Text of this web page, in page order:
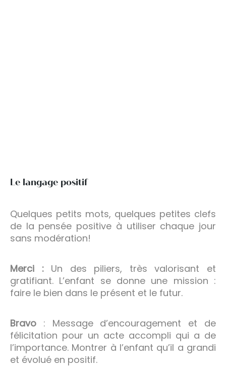
Le langage positif
Quelques petits mots, quelques petites clefs
de la pensée positive à utiliser chaque jour
sans modération!
Merci : Un des piliers, très valorisant et
gratifiant. L’enfant se donne une mission :
faire le bien dans le présent et le futur.
Bravo : Message d’encouragement et de
félicitation pour un acte accompli qui a de
l’importance. Montrer à l’enfant qu’il a grandi
et évolué en positif.